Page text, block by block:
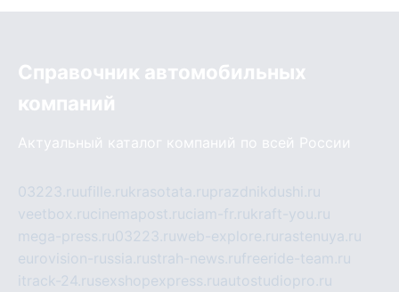
Справочник автомобильных
компаний
Актуальный каталог компаний по всей России
03223.ruufille.rukrasotata.ruprazdnikdushi.ru
veetbox.rucinemapost.ruciam-fr.rukraft-you.ru
mega-press.ru03223.ruweb-explore.ru rastenuya.ru
eurovision-russia.rustrah-news.rufreeride-team.ru
itrack-24.rusexshopexpress.ruautostudiopro.ru